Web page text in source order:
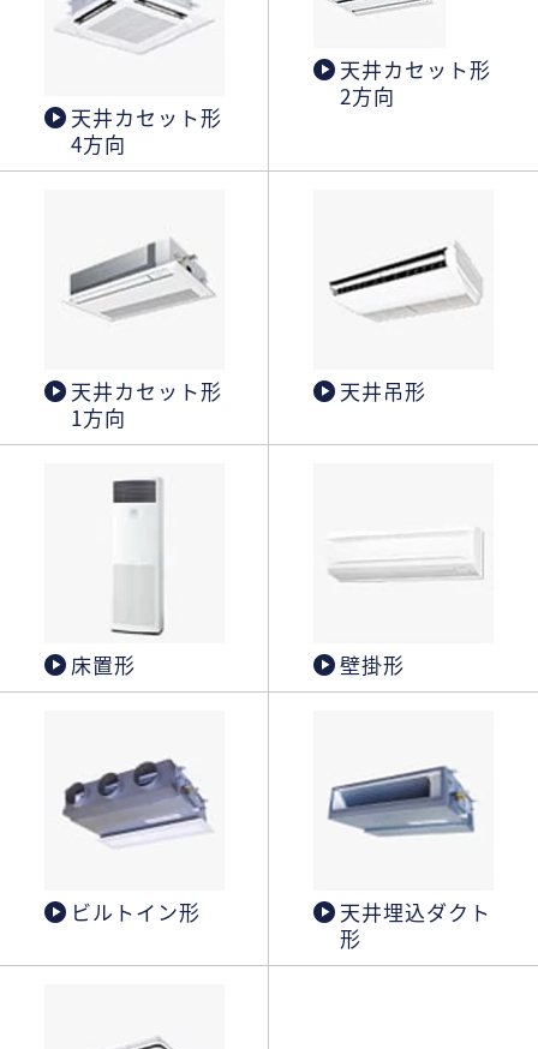
天井カセット形
4方向
天井カセット形
2方向
天井カセット形
1方向
天井吊形
床置形 壁掛形
ビルトイン形
天井埋込ダクト
形